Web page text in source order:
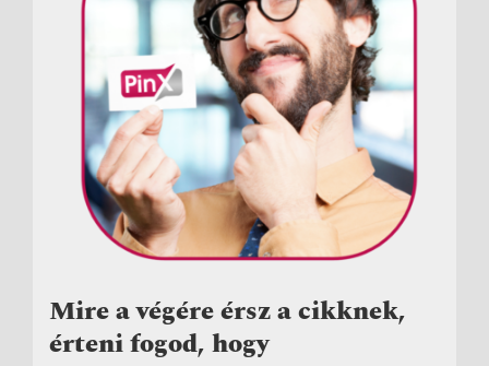
Mire a végére érsz a cikknek,
érteni fogod, hogy